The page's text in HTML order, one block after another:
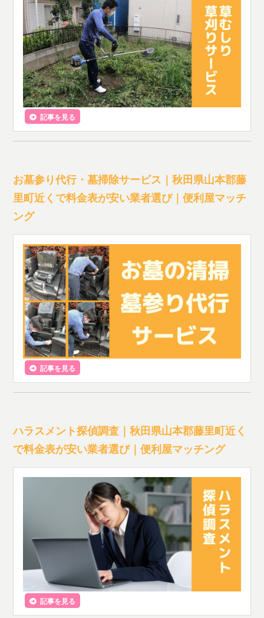
記事を見る
お墓参り代行・墓掃除サービス｜秋田県山本郡藤
里町近くで料金表が安い業者選び｜便利屋マッチ
ング
記事を見る
ハラスメント探偵調査｜秋田県山本郡藤里町近く
で料金表が安い業者選び｜便利屋マッチング
記事を見る